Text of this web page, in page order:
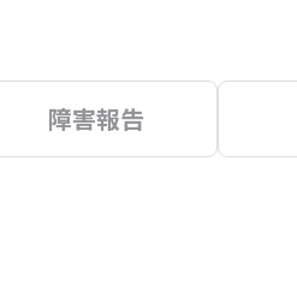
障害報告